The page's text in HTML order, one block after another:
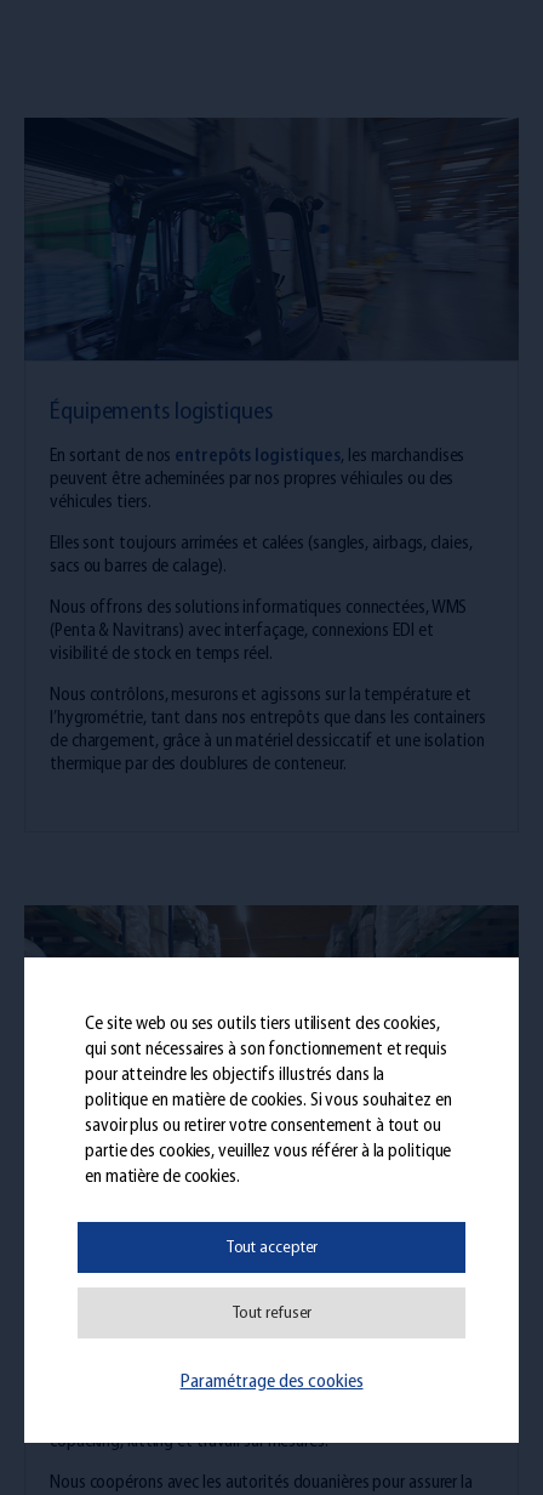
Ce site web ou ses outils tiers utilisent des cookies,
qui sont nécessaires à son fonctionnement et requis
pour atteindre les objectifs illustrés dans la
politique en matière de cookies. Si vous souhaitez en
savoir plus ou retirer votre consentement à tout ou
partie des cookies, veuillez vous référer à la politique
en matière de cookies.
Paramétrage des cookies
Tout refuser
Tout accepter
Équipements logistiques
En sortant de nos entrepôts logistiques, les marchandises
peuvent être acheminées par nos propres véhicules ou des
véhicules tiers.
Elles sont toujours arrimées et calées (sangles, airbags, claies,
sacs ou barres de calage).
Nous offrons des solutions informatiques connectées, WMS
(Penta & Navitrans) avec interfaçage, connexions EDI et
visibilité de stock en temps réel.
Nous contrôlons, mesurons et agissons sur la température et
l’hygrométrie, tant dans nos entrepôts que dans les containers
de chargement, grâce à un matériel dessiccatif et une isolation
thermique par des doublures de conteneur.
JOST est un prestataire certifié IFS Logistics, Bio, ISO 9.001 et
Nous offrons une logistique flexible et verte, adaptée à vos
Nous stockons vos marchandises aussi bien au sol, en masse,
copacking, kitting et travail sur mesures.
Nous coopérons avec les autorités douanières pour assurer la